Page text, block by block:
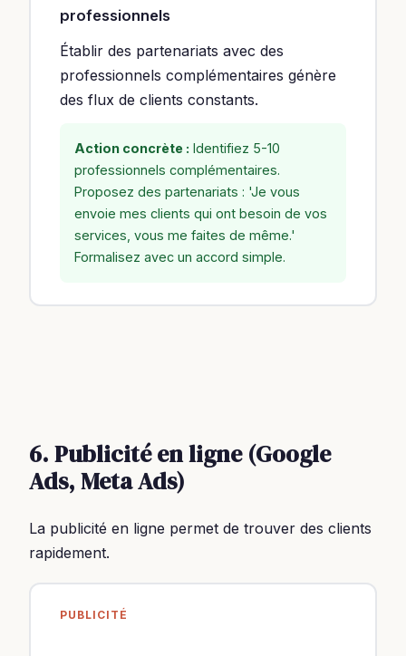
professionnels
Établir des partenariats avec des
professionnels complémentaires génère
des flux de clients constants.
Action concrète : Identifiez 5-10
professionnels complémentaires.
Proposez des partenariats : 'Je vous
envoie mes clients qui ont besoin de vos
services, vous me faites de même.'
Formalisez avec un accord simple.
6. Publicité en ligne (Google
Ads, Meta Ads)
La publicité en ligne permet de trouver des clients
rapidement.
PUBLICITÉ